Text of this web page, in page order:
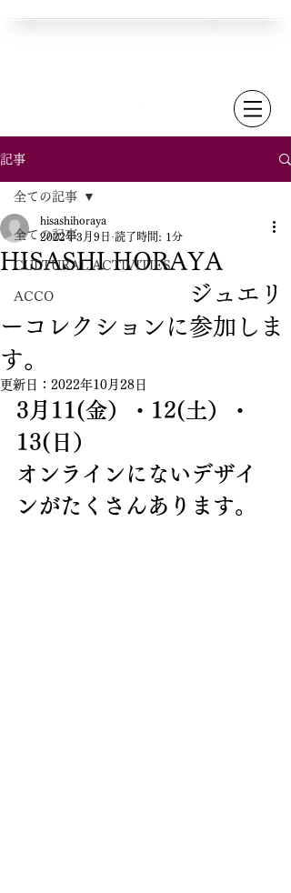
記事
全ての記事
CULTURAL ACTIVITIES
ACCO
全ての記事
HISASHI HORAYA
ジュエリ
ーコレクションに参加しま
す。
hisashihoraya
2022年3月9日 読了時間: 1分
更新日： 2022年10月28日
3月11(金）・12(土）・
13(日）
オンラインにないデザイ
ンがたくさんあります。